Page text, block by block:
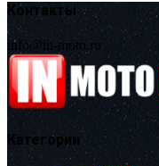
Контакты
info@in-moto.ru
Категории